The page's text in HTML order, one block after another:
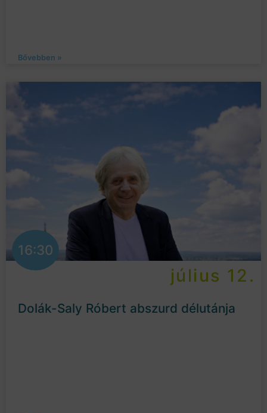
Bővebben »
16:30
július 12.
Dolák-Saly Róbert abszurd délutánja